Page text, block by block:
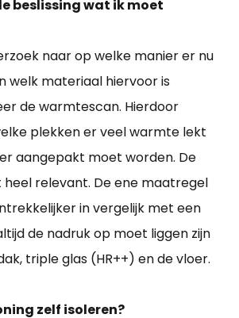
beslissing wat ik moet
naar op welke manier er nu
welk materiaal hiervoor is
de warmtescan. Hierdoor
plekken er veel warmte lekt
aangepakt moet worden. De
heel relevant. De ene maatregel
in vergelijk met een
de nadruk op moet liggen zijn
triple glas (HR++) en de vloer.
zelf isoleren?